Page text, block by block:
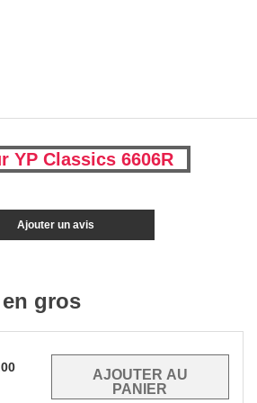
YP Classics 6606R
Ajouter un avis
gros